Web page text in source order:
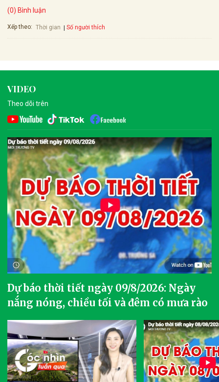
(0) Bình luận
Xếp theo: Thời gian Số người thích
VIDEO
Theo dõi trên
Dự báo thời tiết ngày 09/8/2026: Ngày
nắng nóng, chiều tối và đêm có mưa rào